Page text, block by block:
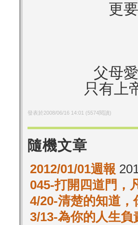
更
父母
只有上
發表於2008/06/16 14:01 (5574閱讀)
隨機文章
2012/01/01週報
045-打開四道門，
4/20-清楚的知道，
3/13-為你的人生負